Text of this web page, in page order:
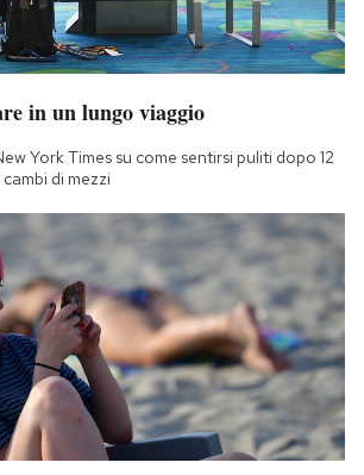
in un lungo viaggio
York Times su come sentirsi puliti dopo 12
di mezzi